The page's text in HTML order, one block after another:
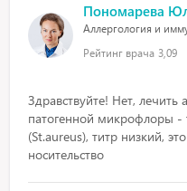
Пономарева
Аллергология и
Рейтинг врача 3,09
Здравствуйте! Нет,
патогенной микрофлоры -
(St.aureus), титр низкий,
носительство